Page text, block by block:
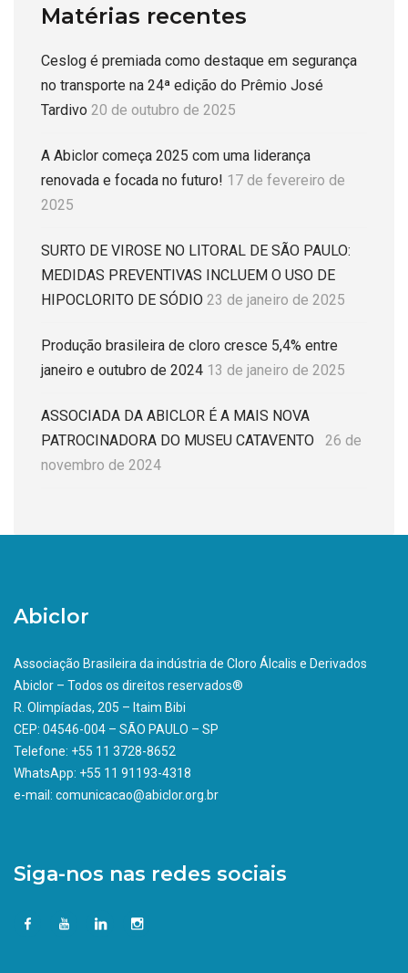
Matérias recentes
Ceslog é premiada como destaque em segurança
no transporte na 24ª edição do Prêmio José
Tardivo 20 de outubro de 2025
A Abiclor começa 2025 com uma liderança
renovada e focada no futuro! 17 de fevereiro de
2025
SURTO DE VIROSE NO LITORAL DE SÃO PAULO:
MEDIDAS PREVENTIVAS INCLUEM O USO DE
HIPOCLORITO DE SÓDIO 23 de janeiro de 2025
Produção brasileira de cloro cresce 5,4% entre
janeiro e outubro de 2024 13 de janeiro de 2025
ASSOCIADA DA ABICLOR É A MAIS NOVA
PATROCINADORA DO MUSEU CATAVENTO
26 de
novembro de 2024
Abiclor
Associação Brasileira da indústria de Cloro Álcalis e Derivados
Abiclor – Todos os direitos reservados®
R. Olimpíadas, 205 – Itaim Bibi
CEP: 04546-004 – SÃO PAULO – SP
Telefone: +55 11 3728-8652
WhatsApp: +55 11 91193-4318
e-mail: comunicacao@abiclor.org.br
Siga-nos nas redes sociais